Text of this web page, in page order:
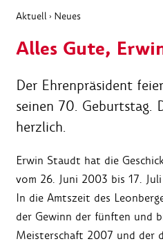
Aktuell › Neues
Alles Gute,
Der Ehrenpräsident
seinen 70. Geburtstag.
herzlich.
Erwin Staudt hat die
vom 26. Juni 2003 bis 17.
In die Amtszeit des
der Gewinn der fünften und
Meisterschaft 2007 und der